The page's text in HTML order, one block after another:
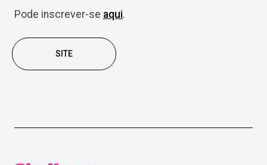
Pode inscrever-se aqui.
SITE